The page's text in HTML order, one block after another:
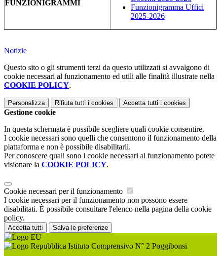
FUNZIONIGRAMMI
Funzionigramma Uffici
2025-2026
Notizie
Questo sito o gli strumenti terzi da questo utilizzati si avvalgono di
cookie necessari al funzionamento ed utili alle finalità illustrate nella
COOKIE POLICY.
Personalizza Rifiuta tutti i cookies Accetta tutti i cookies
Gestione cookie
In questa schermata è possibile scegliere quali cookie consentire.
I cookie necessari sono quelli che consentono il funzionamento della
piattaforma e non è possibile disabilitarli.
Per conoscere quali sono i cookie necessari al funzionamento potete
visionare la COOKIE POLICY.
Cookie necessari per il funzionamento
I cookie necessari per il funzionamento non possono essere
disabilitati. È possibile consultare l'elenco nella pagina della cookie
policy.
Accetta tutti Salva le preferenze
Istituto Comprensivo N° 2 Poggibonsi